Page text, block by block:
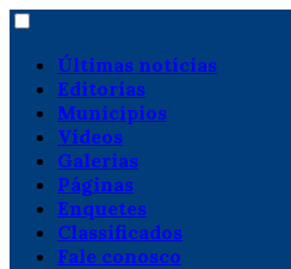
Últimas notícias
Editorias
Municípios
Vídeos
Galerias
Páginas
Enquetes
Classificados
Fale conosco